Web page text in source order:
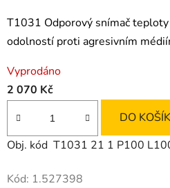
G
U
L
A
Č
N
Í
T1031 Odporový snímač
odolností proti agresivním
Vyprodáno
2 070 Kč
DO
Obj. kód T1031 21 1 P100
Kód: 1.527398